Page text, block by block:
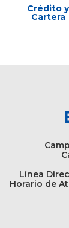
Crédito y
Cartera
Línea
Horario de